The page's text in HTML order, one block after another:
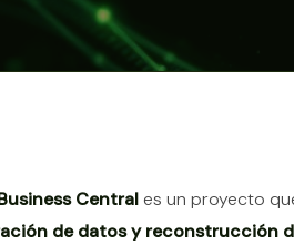
Central es un proyecto
de datos y reconstrucción